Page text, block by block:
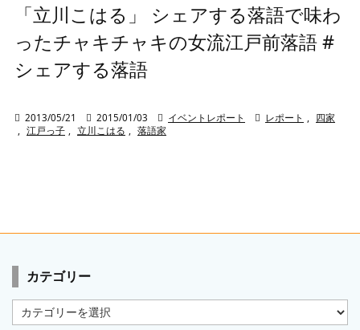
「立川こはる」 シェアする落語で味わ
ったチャキチャキの女流江戸前落語 #
シェアする落語
 2013/05/21  2015/01/03  イベントレポート  レポート
四家
江戸っ子 立川こはる 落語家
カテゴリー
テ